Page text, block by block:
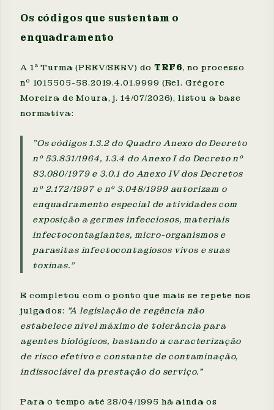
Os códigos que sustentam o
enquadramento
A 1ª Turma (PREV/SERV) doTRF6, no processo
nº 1015505-58.2019.4.01.9999 (Rel. Grégore
Moreira de Moura, j. 14/07/2026), listou a base
normativa:
"Os códigos 1.3.2 do Quadro Anexo do Decreto
nº 53.831/1964, 1.3.4 do Anexo I do Decreto nº
83.080/1979 e 3.0.1 do Anexo IV dos Decretos
nº 2.172/1997 e nº 3.048/1999 autorizam o
enquadramento especial de atividades com
exposição a germes infecciosos, materiais
infectocontagiantes, micro-organismos e
parasitas infectocontagiosos vivos e suas
toxinas."
E completou com o ponto que mais se repete nos
julgados: "A legislação de regência não
estabelece nível máximo de tolerância para
agentes biológicos, bastando a caracterização
de risco efetivo e constante de contaminação,
indissociável da prestação do serviço."
Para o tempo até 28/04/1995 há ainda os